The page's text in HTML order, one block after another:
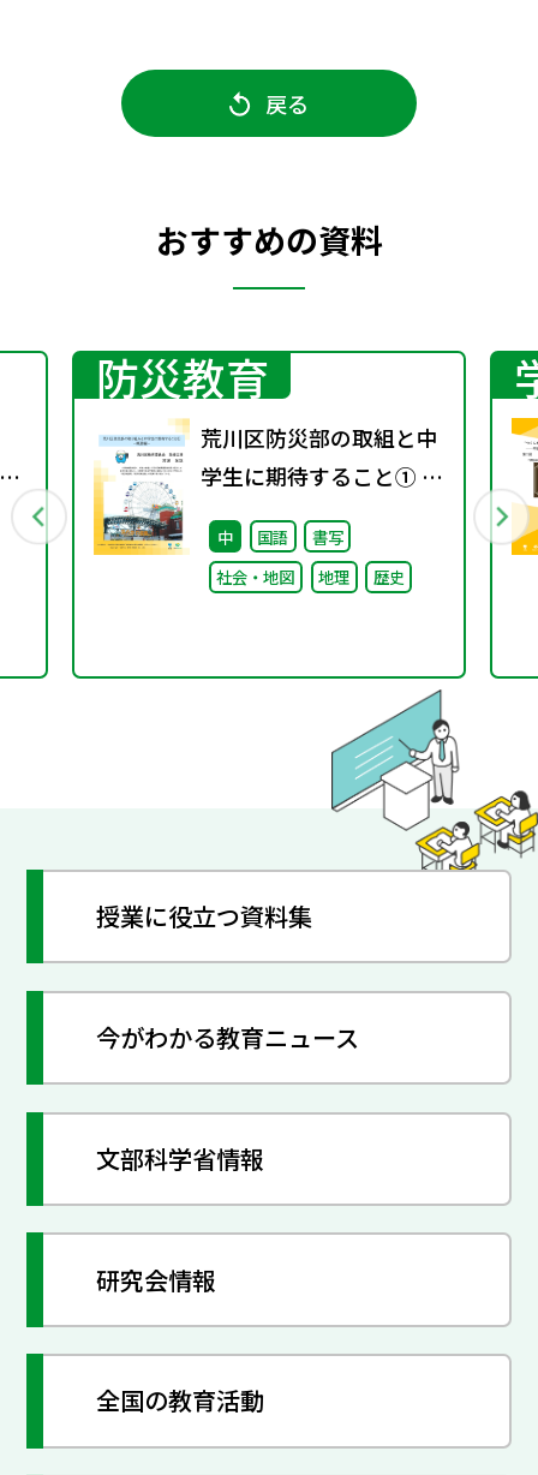
戻る
おすすめの資料
防災教育
荒川区防災部の取組と中
学生に期待すること① ～
概要編～
中 国語
書写
社会・地図
地理 歴史
授業に役立つ資料集
今がわかる教育ニュース
文部科学省情報
研究会情報
全国の教育活動